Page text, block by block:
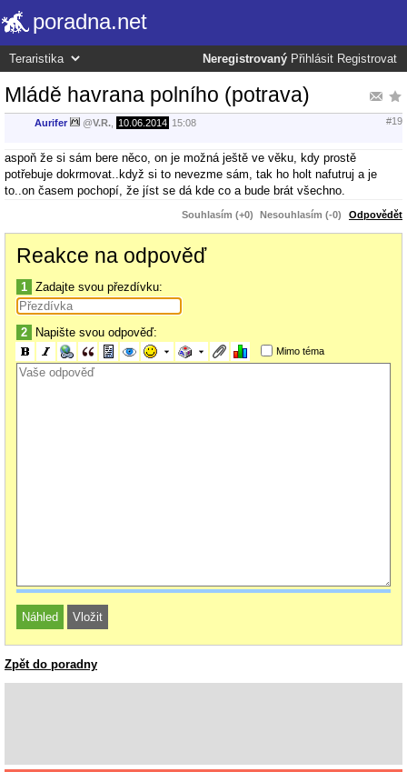
poradna.net
Neregistrovaný Přihlásit Registrovat
Mládě havrana polního (potrava)
Aurifer @V.R. 10.06.2014 15:08 #19
aspoň že si sám bere něco, on je možná ještě ve věku, kdy prostě
potřebuje dokrmovat..když si to nevezme sám, tak ho holt nafutruj a je
to..on časem pochopí, že jíst se dá kde co a bude brát všechno.
Souhlasím (+0) Nesouhlasím (-0) Odpovědět
Reakce na odpověď
1 Zadajte svou přezdívku:
2 Napište svou odpověď:
Mimo téma
Zpět do poradny